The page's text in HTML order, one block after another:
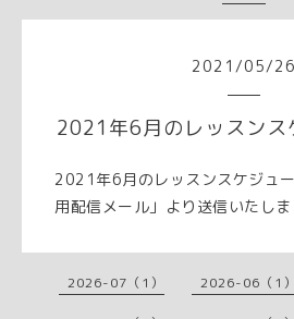
2021 /05/26
2021年6月のレッスンス
2021年6月のレッスンスケジュ
用配信メール」より送信いたしま
2026-07（1） 2026-06（1）